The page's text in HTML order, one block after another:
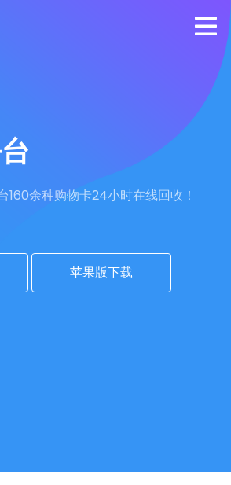
160余种购物卡24小时在线回收！
苹果版下载